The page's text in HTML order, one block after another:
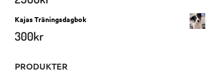
Kajas Träningsdagbok
300kr
PRODUKTER